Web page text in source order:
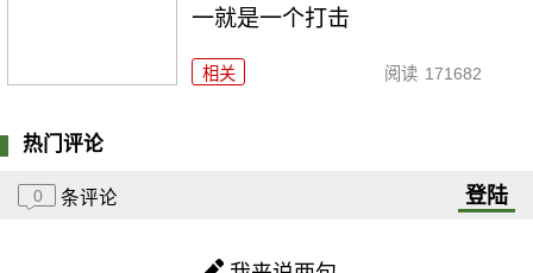
一就是一个打击
相关 阅读 171682
热门评论
0 条评论 登陆